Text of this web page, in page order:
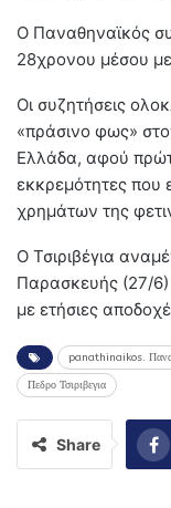
Ο Παναθηναϊκός
28χρονου μέσου
Οι συζητήσεις
«πράσινο φως»
Ελλάδα, αφού
εκκρεμότητες που
χρημάτων της
Ο Τσιριβέγια
Παρασκευής (27/6)
με ετήσιες
panathinaikos.
Πεδρο Τσιριβεγια
Share